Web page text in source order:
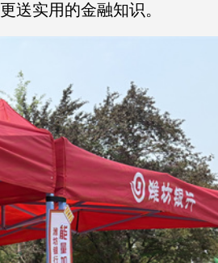
送实用的金融知识。